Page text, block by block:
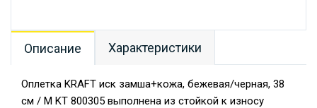
Описание Характеристики
Оплетка KRAFT иск замша+кожа, бежевая/черная, 38
см / M KT 800305 выполнена из стойкой к износу